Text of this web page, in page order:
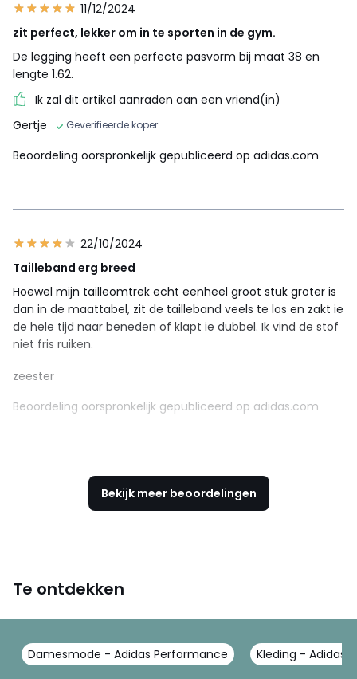
11/12/2024
zit perfect, lekker om in te sporten in de gym.
De legging heeft een perfecte pasvorm bij maat 38 en
lengte 1.62.
Ik zal dit artikel aanraden aan een vriend(in)
Gertje
Geverifieerde koper
Beoordeling oorspronkelijk gepubliceerd op adidas.com
22/10/2024
Tailleband erg breed
Hoewel mijn tailleomtrek echt eenheel groot stuk groter is
dan in de maattabel, zit de tailleband veels te los en zakt ie
de hele tijd naar beneden of klapt ie dubbel. Ik vind de stof
niet fris ruiken.
zeester
Beoordeling oorspronkelijk gepubliceerd op adidas.com
Bekijk meer beoordelingen
Te ontdekken
Damesmode - Adidas Performance Kleding - Adidas